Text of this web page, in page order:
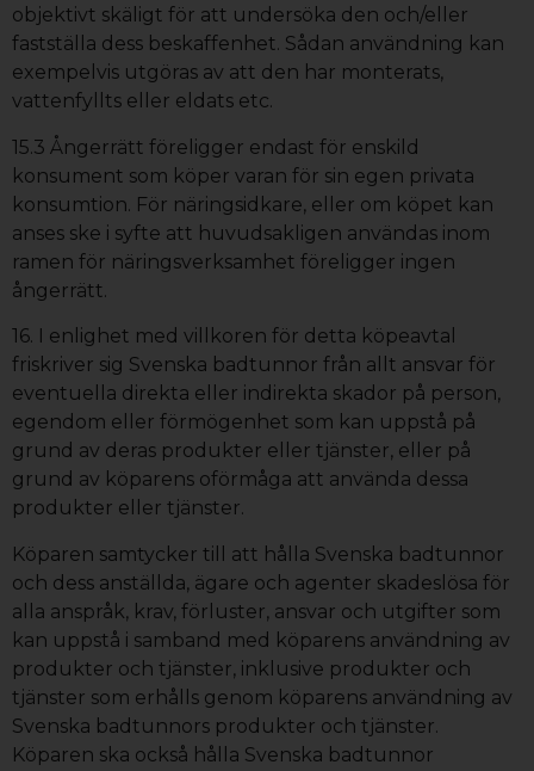
objektivt skäligt för att undersöka den och/eller
fastställa dess beskaffenhet. Sådan användning kan
exempelvis utgöras av att den har monterats,
vattenfyllts eller eldats etc.
15.3 Ångerrätt föreligger endast för enskild
konsument som köper varan för sin egen privata
konsumtion. För näringsidkare, eller om köpet kan
anses ske i syfte att huvudsakligen användas inom
ramen för näringsverksamhet föreligger ingen
ångerrätt.
16. I enlighet med villkoren för detta köpeavtal
friskriver sig Svenska badtunnor från allt ansvar för
eventuella direkta eller indirekta skador på person,
egendom eller förmögenhet som kan uppstå på
grund av deras produkter eller tjänster, eller på
grund av köparens oförmåga att använda dessa
produkter eller tjänster.
Köparen samtycker till att hålla Svenska badtunnor
och dess anställda, ägare och agenter skadeslösa för
alla anspråk, krav, förluster, ansvar och utgifter som
kan uppstå i samband med köparens användning av
produkter och tjänster, inklusive produkter och
tjänster som erhålls genom köparens användning av
Svenska badtunnors produkter och tjänster.
Köparen ska också hålla Svenska badtunnor